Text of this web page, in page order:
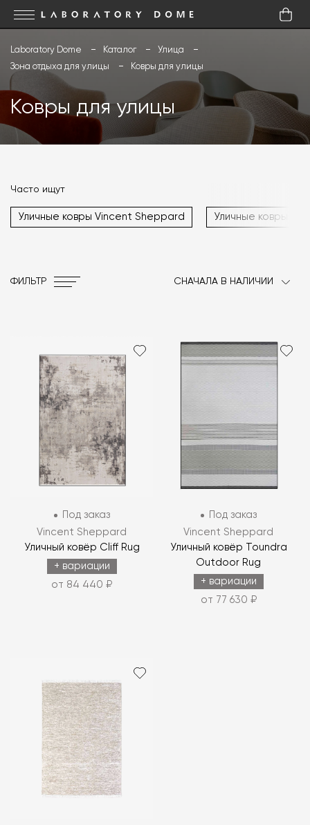
Laboratory Dome Каталог
Улица
Зона отдыха для улицы
Ковры для улицы
Ковры для улицы
Часто ищут
Уличные ковры Vincent Sheppard Уличные ковры
ФИЛЬТР СНАЧАЛА В НАЛИЧИИ
Под заказ
Vincent Sheppard
Уличный ковёр Cliff Rug
+ вариации
от 84 440 ₽
Под заказ
Vincent Sheppard
Уличный ковёр Toundra
Outdoor Rug
+ вариации
от 77 630 ₽